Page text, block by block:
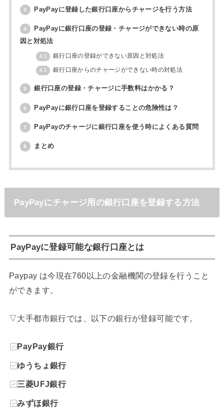
3 PayPayに登録した銀行口座からチャージを行う方法
4
PayPayに銀行口座の登録・チャージができない時の原
因と対処法
4.1 銀行口座の登録ができない原因と対処法
4.2 銀行口座からのチャージができない時の対処法
5 銀行口座の登録・チャージに手数料はかかる？
6 PayPayに銀行口座を登録することの危険性は？
7 PayPayのチャージに銀行口座を使う時によくある質問
8 まとめ
PayPayにチャージ用の銀行口座を登録する方法
PayPayに登録可能な銀行口座とは
Paypay は今現在760以上の金融機関の登録を行うこと
ができます。
▽大手都市銀行では、以下の銀行が登録可能です。
PayPay銀行
ゆうちょ銀行
三菱UFJ銀行
みずほ銀行